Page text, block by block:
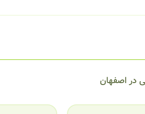
که خدمات زیبایی به بهترین شکل ارایه میدهند
اصفهان